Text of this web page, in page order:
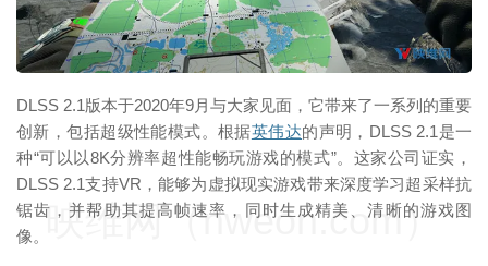
DLSS 2.1版本于2020年9月与大家见面，它带来了一系列的重要
创新，包括超级性能模式。根据英伟达的声明，DLSS 2.1是一
种“可以以8K分辨率超性能畅玩游戏的模式”。这家公司证实，
DLSS 2.1支持VR，能够为虚拟现实游戏带来深度学习超采样抗
锯齿，并帮助其提高帧速率，同时生成精美、清晰的游戏图
像。 映维网（nweon.com）